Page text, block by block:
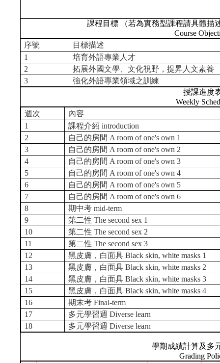
課程目標 （若為實務型課程請具體描
Course
序號
目標描述
1
培育外語專業人才
2
拓展外國文學、文化視野，提昇人文素養
3
強化外語專業領域之訓練
授課進度
Weekly
週次
內容
1
課程介紹 introduction
2
自己的房間 A room of one's own 1
3
自己的房間 A room of one's own 2
4
自己的房間 A room of one's own 3
5
自己的房間 A room of one's own 4
6
自己的房間 A room of one's own 5
7
自己的房間 A room of one's own 6
8
期中考 mid-term
9
第二性 The second sex 1
10
第二性 The second sex 2
11
第二性 The second sex 3
12
黑皮膚，白面具 Black skin, white masks 1
13
黑皮膚，白面具 Black skin, white masks 2
14
黑皮膚，白面具 Black skin, white masks 3
15
黑皮膚，白面具 Black skin, white masks 4
16
期末考 Final-term
17
多元學習週 Diverse learn
18
多元學習週 Diverse learn
學期成績計算及多
Grading